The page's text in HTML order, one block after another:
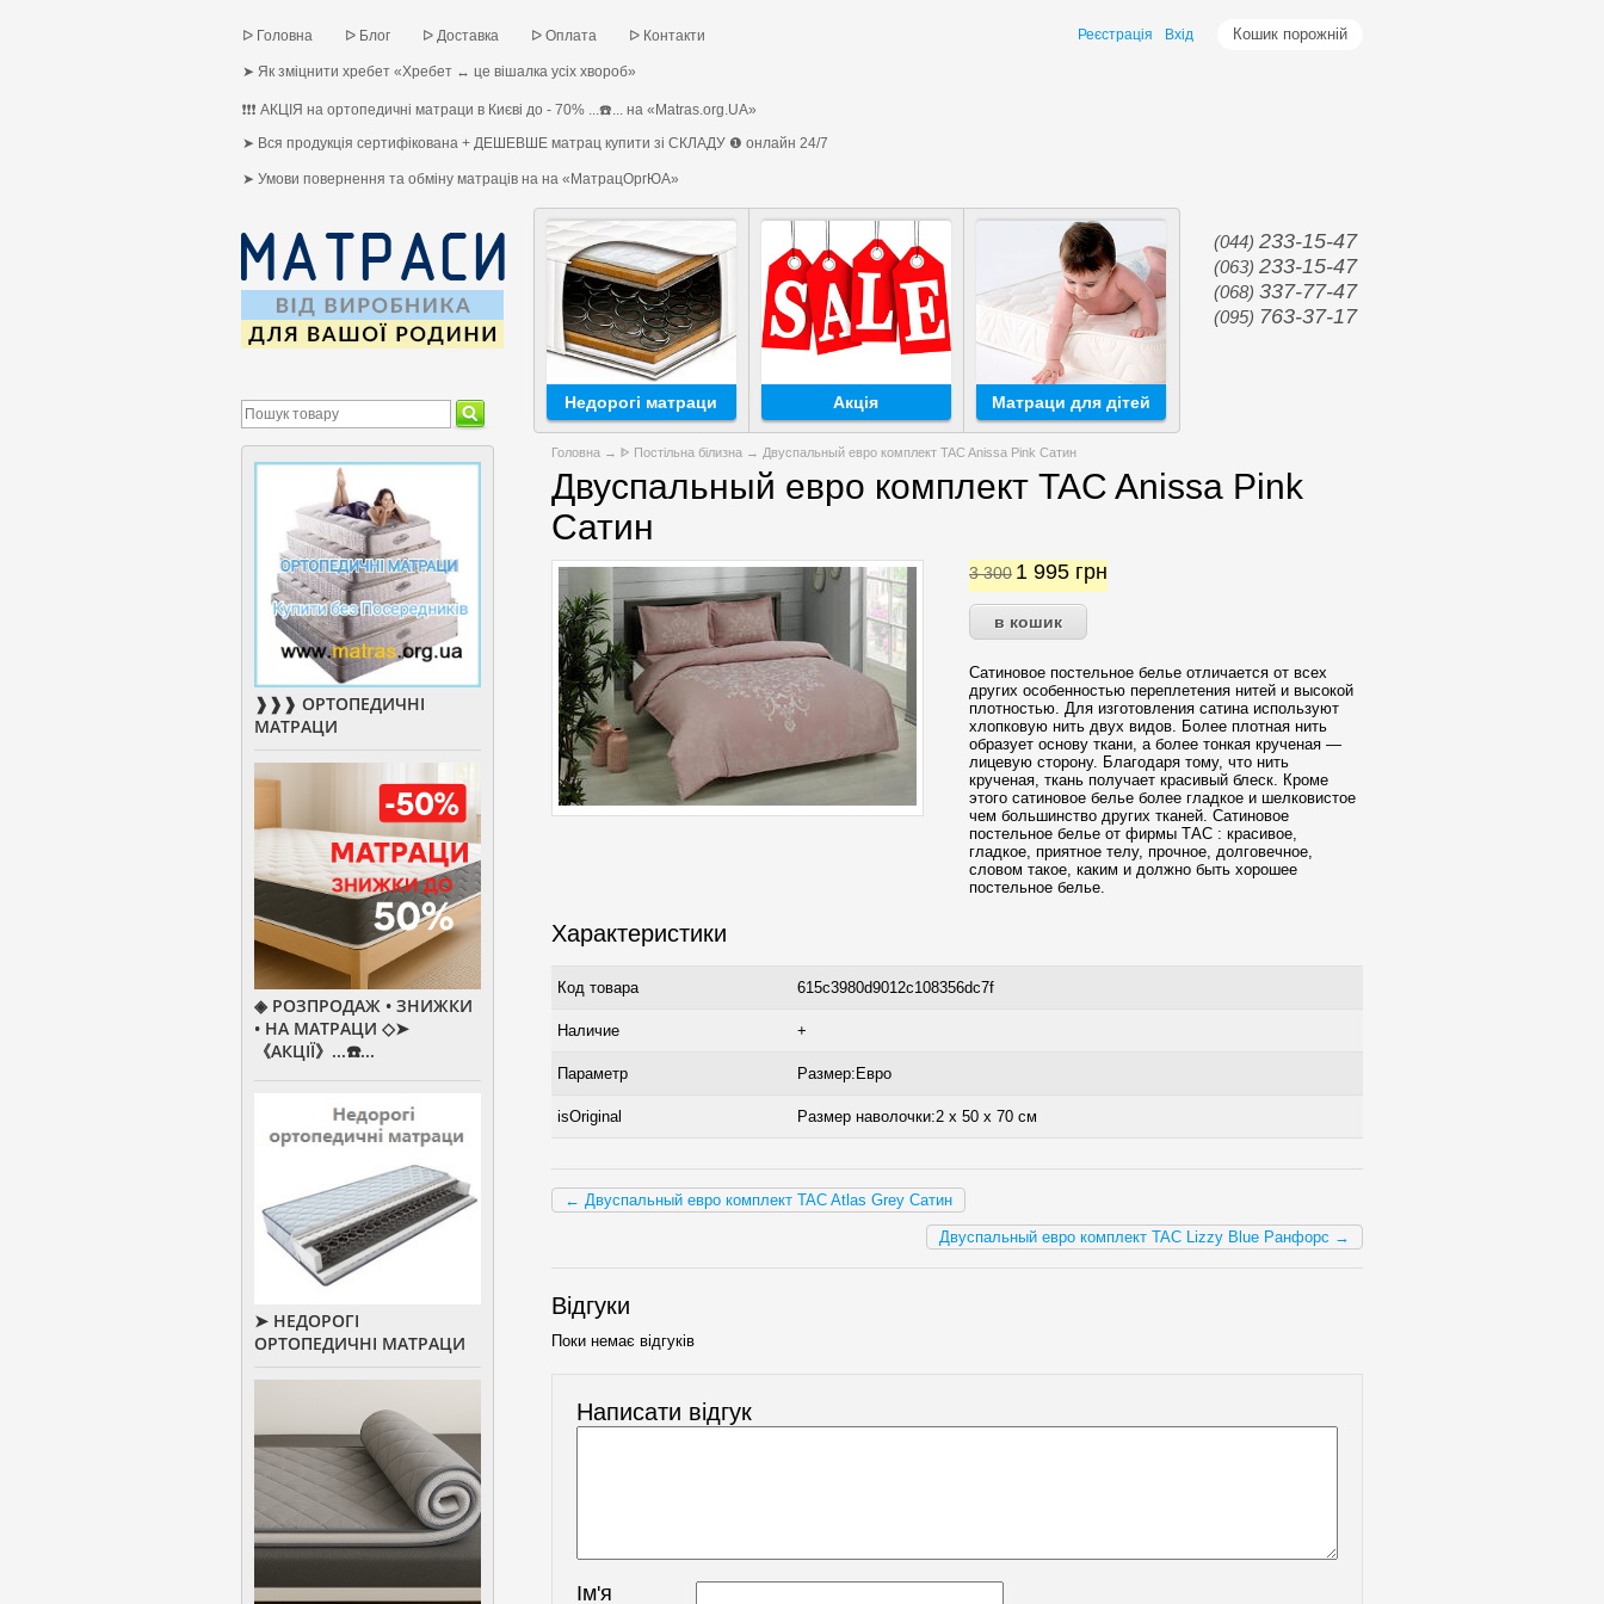
ᐅ Головна ᐅ Блог ᐅ Доставка ᐅ Оплата ᐅ Контакти
➤ Як зміцнити хребет «Хребет ↔ це вішалка усіх хвороб»
❗❗❗ АКЦІЯ на ортопедичні матраци в Києві до - 70% ...☎️... на «Matras.org.UA»
➤ Вся продукція сертифікована + ДЕШЕВШЕ матрац купити зі СКЛАДУ ❶ онлайн 24/7
➤ Умови повернення та обміну матраців на на «МатрацОргЮА»
Кошик порожній
Реєстрація Вхід
(044) 233-15-47
(063) 233-15-47
(068) 337-77-47
(095) 763-37-17
Недорогі матраци Акція Матраци для дітей
Головна → ᐈ Постільна білизна → Двуспальный евро комплект TAC Anissa Pink Сатин
Двуспальный евро комплект TAC Anissa Pink
Сатин
3 300 1 995 грн
Сатиновое постельное белье отличается от всех
других особенностью переплетения нитей и высокой
плотностью. Для изготовления сатина используют
хлопковую нить двух видов. Более плотная нить
образует основу ткани, а более тонкая крученая —
лицевую сторону. Благодаря тому, что нить
крученая, ткань получает красивый блеск. Кроме
этого сатиновое белье более гладкое и шелковистое
чем большинство других тканей. Сатиновое
постельное белье от фирмы ТАС : красивое,
гладкое, приятное телу, прочное, долговечное,
словом такое, каким и должно быть хорошее
постельное белье.
Характеристики
Код товара 615c3980d9012c108356dc7f
Наличие +
Параметр Размер:Евро
isOriginal Размер наволочки:2 x 50 х 70 см
← Двуспальный евро комплект TAC Atlas Grey Сатин
Двуспальный евро комплект TAC Lizzy Blue Ранфорс →
Відгуки
Поки немає відгуків
Написати відгук
Ім'я
❱❱❱ ОРТОПЕДИЧНІ
МАТРАЦИ
◈ РОЗПРОДАЖ • ЗНИЖКИ
• НА МАТРАЦИ ◇➤
《АКЦІЇ》...☎️...
➤ НЕДОРОГІ
ОРТОПЕДИЧНІ МАТРАЦИ